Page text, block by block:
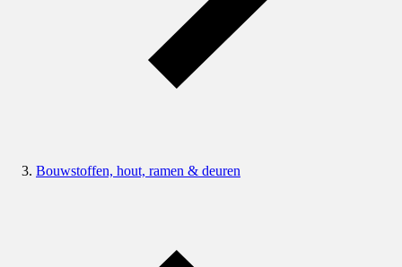
Bouwstoffen, hout, ramen & deuren